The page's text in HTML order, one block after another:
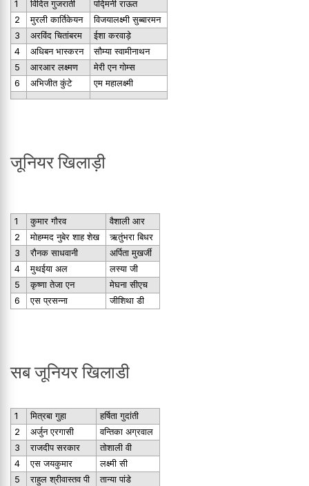
1 विदित गुजराती
पद्मिनी राऊत
2
मुरली कार्तिकेयन
विजयालक्ष्मी सुब्बारमन
3
अरविंद चितांबरम
ईशा करवाड़े
4
अधिबन भास्करन
सौम्या स्वामीनाथन
5
आरआर लक्ष्मण
मेरी एन गोम्स
6
अभिजीत कुंटे एम महालक्ष्मी
जूनियर खिलाड़ी
1 कुमार गौरव
वैशाली आर
2
मोहम्मद नुबेर शाह शेख
ऋतुंभरा बिधर
3
रौनक साधवानी
अर्पिता मुखर्जी
4
मुथईया अल
लस्या जी
5
कृष्णा तेजा एन
मेघना सीएच
6
एस प्रसन्ना जीशिथा डी
सब जूनियर खिलाडी
1 मित्रबा गुहा
हर्षिता गुदांती
2
अर्जुन एरगासी
वन्तिका अग्रवाल
3
राजदीप सरकार
तोशाली वी
4
एस जयकुमार
लक्ष्मी सी
5
राहुल श्रीवास्तव पी
तान्या पांडे